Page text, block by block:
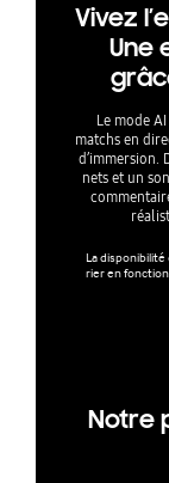
Vivez
Une
Le mode
matchs en
d’immersion.
nets et un
La
rier en
Notre